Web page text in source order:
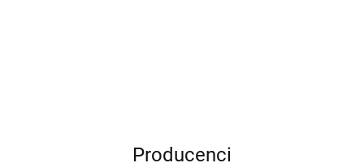
Producenci